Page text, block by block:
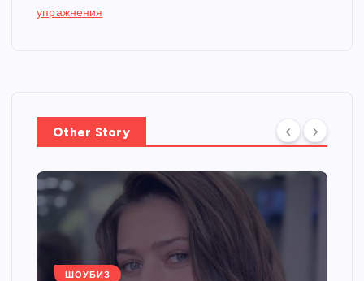
упражнения
Other Story
ШОУБИЗ